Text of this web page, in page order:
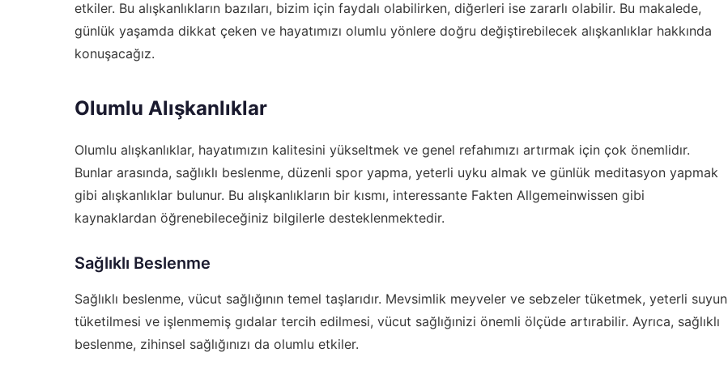
etkiler. Bu alışkanlıkların bazıları, bizim için faydalı olabilirken, diğerleri ise zararlı olabilir. Bu makalede,
günlük yaşamda dikkat çeken ve hayatımızı olumlu yönlere doğru değiştirebilecek alışkanlıklar hakkında
konuşacağız.
Olumlu Alışkanlıklar
Olumlu alışkanlıklar, hayatımızın kalitesini yükseltmek ve genel refahımızı artırmak için çok önemlidır.
Bunlar arasında, sağlıklı beslenme, düzenli spor yapma, yeterli uyku almak ve günlük meditasyon yapmak
gibi alışkanlıklar bulunur. Bu alışkanlıkların bir kısmı, interessante Fakten Allgemeinwissen gibi
kaynaklardan öğrenebileceğiniz bilgilerle desteklenmektedir.
Sağlıklı Beslenme
Sağlıklı beslenme, vücut sağlığının temel taşlarıdır. Mevsimlik meyveler ve sebzeler tüketmek, yeterli suyun
tüketilmesi ve işlenmemiş gıdalar tercih edilmesi, vücut sağlığınizi önemli ölçüde artırabilir. Ayrıca, sağlıklı
beslenme, zihinsel sağlığınızı da olumlu etkiler.